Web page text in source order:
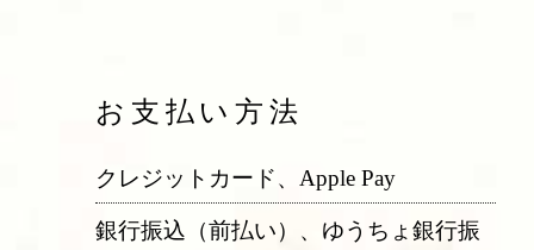
お支払い方法
クレジットカード、Apple Pay
銀行振込（前払い）、ゆうちょ銀行振